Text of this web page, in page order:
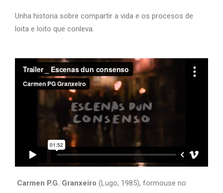
Unha historia sobre compartir a vida e os procesos de
loita e loito que conleva.
Carmen P.G. Granxeiro (Lugo, 1985), formouse no